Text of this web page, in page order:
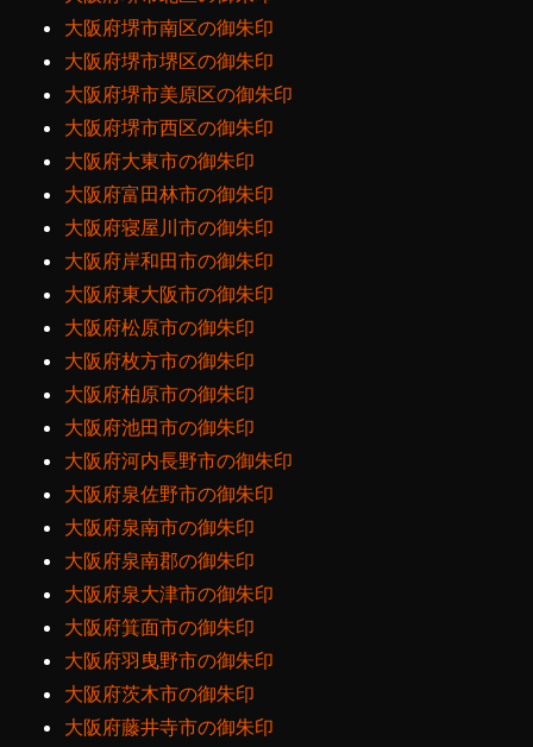
大阪府堺市南区の御朱印
大阪府堺市堺区の御朱印
大阪府堺市美原区の御朱印
大阪府堺市西区の御朱印
大阪府大東市の御朱印
大阪府富田林市の御朱印
大阪府寝屋川市の御朱印
大阪府岸和田市の御朱印
大阪府東大阪市の御朱印
大阪府松原市の御朱印
大阪府枚方市の御朱印
大阪府柏原市の御朱印
大阪府池田市の御朱印
大阪府河内長野市の御朱印
大阪府泉佐野市の御朱印
大阪府泉南市の御朱印
大阪府泉南郡の御朱印
大阪府泉大津市の御朱印
大阪府箕面市の御朱印
大阪府羽曳野市の御朱印
大阪府茨木市の御朱印
大阪府藤井寺市の御朱印